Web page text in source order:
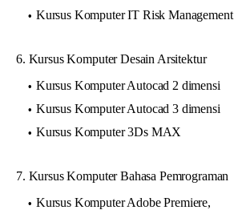
Kursus Komputer IT Risk Management
6. Kursus Komputer Desain Arsitektur
Kursus Komputer Autocad 2 dimensi
Kursus Komputer Autocad 3 dimensi
Kursus Komputer 3Ds MAX
7. Kursus Komputer Bahasa Pemrograman
Kursus Komputer Adobe Premiere,